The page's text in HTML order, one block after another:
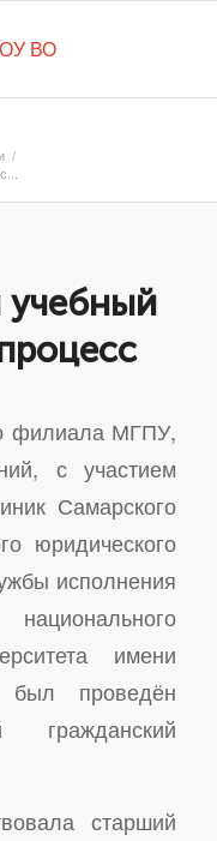
/
учебный
филиала МГПУ,
с участием
Самарского
юридического
исполнения
имени
был проведён
гражданский
старший